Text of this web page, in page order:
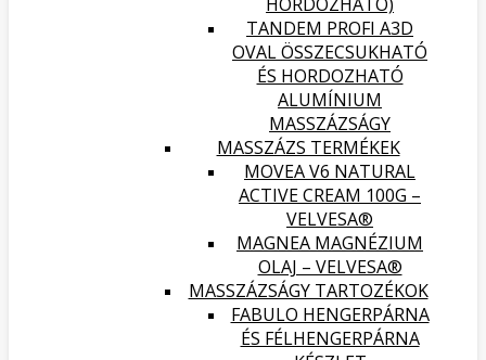
TANDEM PROFI A3D
OVAL ÖSSZECSUKHATÓ
ÉS HORDOZHATÓ
ALUMÍNIUM
MASSZÁZSÁGY
MASSZÁZS TERMÉKEK
MOVEA V6 NATURAL
ACTIVE CREAM 100G –
VELVESA®
MAGNEA MAGNÉZIUM
OLAJ – VELVESA®
MASSZÁZSÁGY TARTOZÉKOK
FABULO HENGERPÁRNA
ÉS FÉLHENGERPÁRNA